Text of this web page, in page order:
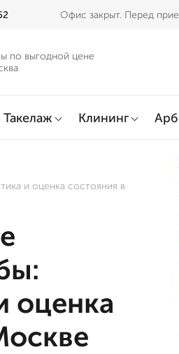
Офис закрыт. Перед
по выгодной цене
Такелаж Клининг
и оценка состояния в
оценка